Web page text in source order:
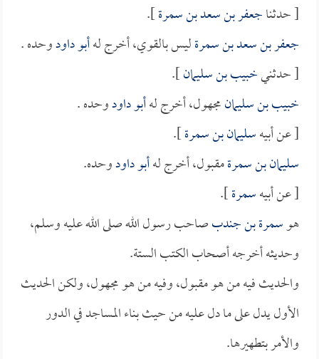
[ حدثناجعفر بن سعد بن سمرة].
جعفر بن سعد بن سمرةليس بالقوي، أخرج لهأبو داودوحده .
[ حدثنيخبيب بن سليمان].
خبيب بن سليمانمجهول، أخرج لهأبو داودوحده .
[ عن أبيهسليمان بن سمرة].
سليمان بن سمرةمقبول، أخرج لهأبو داودوحده.
[ عن أبيهسمرة].
هوسمرة بن جندبصاحب رسول الله صلى الله عليه وسلم،
وحديثه أخرجه أصحاب الكتب الستة.
والحديث فيه من هو مقبول، وفيه من هو مجهول، ولكن الحديث
الأول يدل على ما دل عليه من حيث بناء المساجد في الدور
والأمر بتطهيرها.